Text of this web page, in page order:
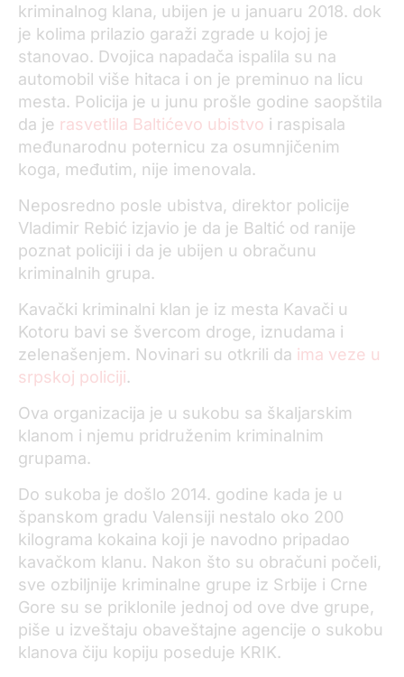
kriminalnog klana, ubijen je u januaru 2018. dok
je kolima prilazio garaži zgrade u kojoj je
stanovao. Dvojica napadača ispalila su na
automobil više hitaca i on je preminuo na licu
mesta. Policija je u junu prošle godine saopštila
da je rasvetlila Baltićevo ubistvo i raspisala
međunarodnu poternicu za osumnjičenim
koga, međutim, nije imenovala.
Neposredno posle ubistva, direktor policije
Vlаdimir Rebić izjavio je da je Baltić od ranije
poznat policiji i da je ubijen u obračunu
kriminаlnih grupа.
Kavački kriminalni klan je iz mesta Kavači u
Kotoru bavi se švercom droge, iznudama i
zelenašenjem. Novinari su otkrili da ima veze u
srpskoj policiji.
Ova organizacija je u sukobu sa škaljarskim
klanom i njemu pridruženim kriminalnim
grupama.
Do sukoba je došlo 2014. godine kada je u
španskom gradu Valensiji nestalo oko 200
kilograma kokaina koji je navodno pripadao
kavačkom klanu. Nakon što su obračuni počeli,
sve ozbiljnije kriminalne grupe iz Srbije i Crne
Gore su se priklonile jednoj od ove dve grupe,
piše u izveštaju obaveštajne agencije o sukobu
klanova čiju kopiju poseduje KRIK.